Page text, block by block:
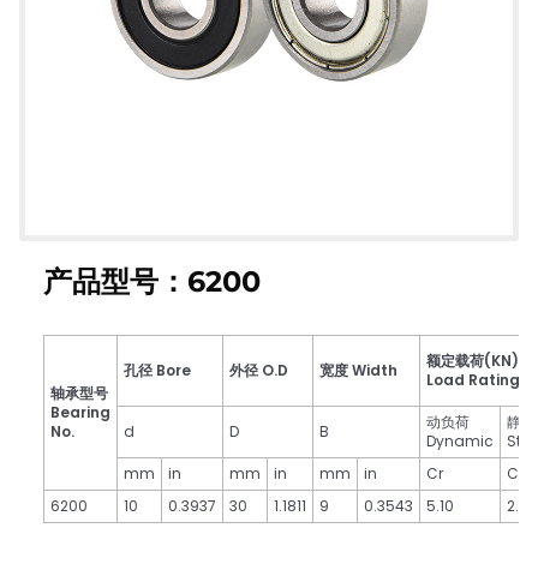
产品型号：6200
轴承型号
Bearing
No.
孔径 Bore 外径 O.D 宽度 Width
额定载荷(KN)
Load Rating
d D B
动负荷
Dynamic
静
mm
in mm in mm in Cr
Cor
6200
10 0.3937 30 1.1811 9 0.3543 5.10 2.36